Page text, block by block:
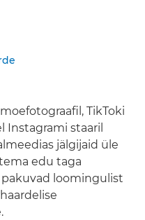
TikToki
Instagrami staaril
jälgijaid üle
edu taga
loomingulist